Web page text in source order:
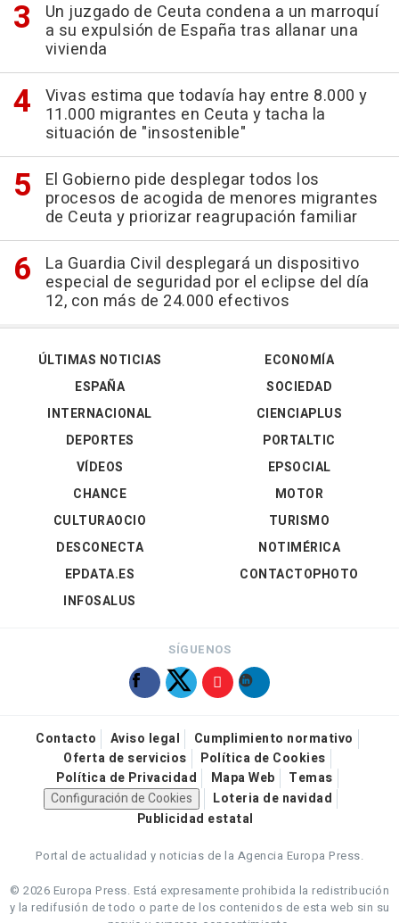
Un juzgado de Ceuta condena a un marroquí
a su expulsión de España tras allanar una
vivienda
Vivas estima que todavía hay entre 8.000 y
11.000 migrantes en Ceuta y tacha la
situación de "insostenible"
El Gobierno pide desplegar todos los
procesos de acogida de menores migrantes
de Ceuta y priorizar reagrupación familiar
La Guardia Civil desplegará un dispositivo
especial de seguridad por el eclipse del día
12, con más de 24.000 efectivos
ÚLTIMAS NOTICIAS
ESPAÑA
INTERNACIONAL
DEPORTES
VÍDEOS
ECONOMÍA
SOCIEDAD
CIENCIAPLUS
PORTALTIC
EPSOCIAL
CHANCE
CULTURAOCIO
DESCONECTA
EPDATA.ES
INFOSALUS
MOTOR
TURISMO
NOTIMÉRICA
CONTACTOPHOTO
SÍGUENOS
Contacto Aviso legal
Cumplimiento normativo
Oferta de servicios
Política de Cookies
Política de Privacidad
Mapa Web
Temas
Configuración de Cookies
Loteria de navidad
Publicidad estatal
Portal de actualidad y noticias de la Agencia Europa Press.
© 2026 Europa Press. Está expresamente prohibida la redistribución
y la redifusión de todo o parte de los contenidos de esta web sin su